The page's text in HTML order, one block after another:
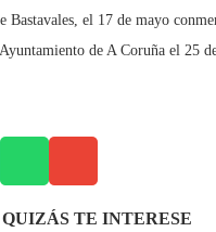
Bastavales, el 17 de mayo
de A Coruña el 25
QUIZÁS TE INTERESE